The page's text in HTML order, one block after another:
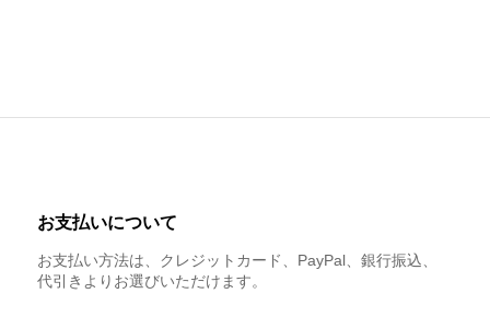
お支払いについて
お支払い方法は、クレジットカード、PayPal、銀行振込、
代引きよりお選びいただけます。